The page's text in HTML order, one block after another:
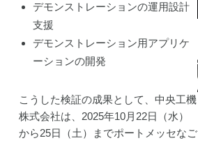
デモンストレーションの運用設計
支援
デモンストレーション用アプリケ
ーションの開発
こうした検証の成果として、中央工機
株式会社は、2025年10月22日（水）
から25日（土）までポートメッセなご